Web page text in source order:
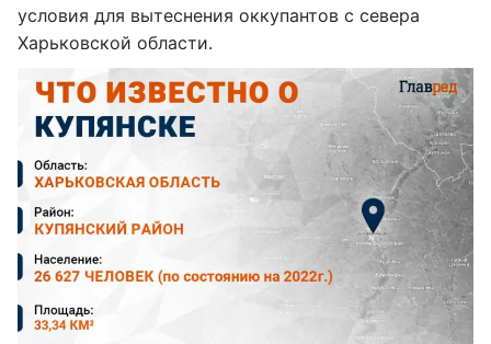
условия для вытеснения оккупантов с севера
Харьковской области.